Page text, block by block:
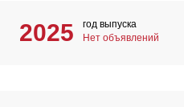
2025
год выпуска
Нет объявлений